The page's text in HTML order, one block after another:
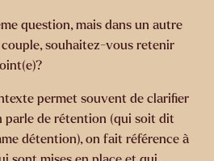
question, mais dans un autre
souhaitez-vous retenir
permet souvent de clarifier
parle de rétention (qui soit dit
détention), on fait référence à